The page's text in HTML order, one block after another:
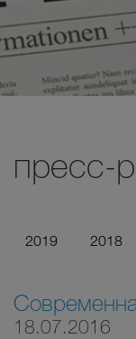
пресс-
2019 2018
18.07.2016